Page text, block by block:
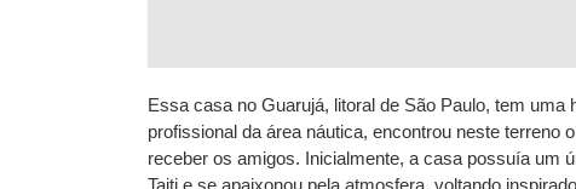
Essa casa no Guarujá, litoral de São Paulo, tem
profissional da área náutica, encontrou neste terreno
receber os amigos. Inicialmente, a casa possuía um
Taiti e se apaixonou pela atmosfera, voltando